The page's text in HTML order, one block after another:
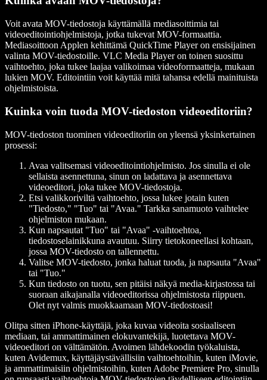
Voit avata MOV-tiedostoja käyttämällä mediasoittimia tai
videoeditointiohjelmistoja, jotka tukevat MOV-formaattia.
Mediasoittoon Applen kehittämä QuickTime Player on ensisijainen
valinta MOV-tiedostoille. VLC Media Player on toinen suosittu
vaihtoehto, joka tukee laajaa valikoimaa videoformaatteja, mukaan
lukien MOV. Editointiin voit käyttää mitä tahansa edellä mainituista
ohjelmistoista.
Kuinka voin tuoda MOV-tiedoston videoeditoriin?
MOV-tiedoston tuominen videoeditoriin on yleensä yksinkertainen
prosessi:
Avaa valitsemasi videoeditointiohjelmisto. Jos sinulla ei ole
sellaista asennettuna, sinun on ladattava ja asennettava
videoeditori, joka tukee MOV-tiedostoja.
Etsi valikkoriviltä vaihtoehto, jossa lukee jotain kuten
"Tiedosto," "Tuo" tai "Avaa." Tarkka sanamuoto vaihtelee
ohjelmiston mukaan.
Kun napsautat "Tuo" tai "Avaa" -vaihtoehtoa,
tiedostoselainikkuna avautuu. Siirry tietokoneellasi kohtaan,
jossa MOV-tiedosto on tallennettu.
Valitse MOV-tiedosto, jonka haluat tuoda, ja napsauta "Avaa"
tai "Tuo."
Kun tiedosto on tuotu, sen pitäisi näkyä media-kirjastossa tai
suoraan aikajanalla videoeditorissa ohjelmistosta riippuen.
Olet nyt valmis muokkaamaan MOV-tiedostoasi!
Olitpa sitten iPhone-käyttäjä, joka kuvaa videoita sosiaaliseen
mediaan, tai ammattimainen elokuvantekijä, luotettava MOV-
videoeditori on välttämätön. Avoimen lähdekoodin työkaluista,
kuten Avidemux, käyttäjäystävällisiin vaihtoehtoihin, kuten iMovie,
ja ammattimaisiin ohjelmistoihin, kuten Adobe Premiere Pro, sinulla